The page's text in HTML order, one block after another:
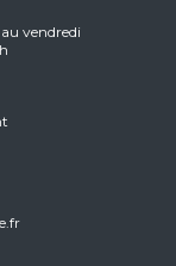
vendredi